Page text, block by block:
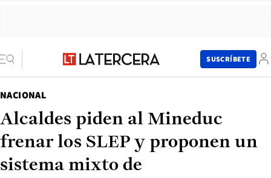
SUSCRÍBETE
NACIONAL
Alcaldes piden al Mineduc
frenar los SLEP y proponen un
sistema mixto de